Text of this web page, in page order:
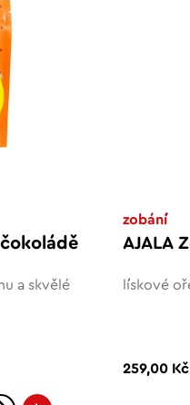
a skvělé
zobání
AJALA
lískové
259,00 Kč